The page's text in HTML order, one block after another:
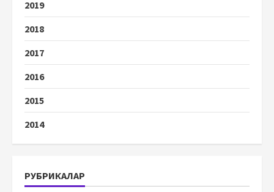
2019
2018
2017
2016
2015
2014
РУБРИКАЛАР